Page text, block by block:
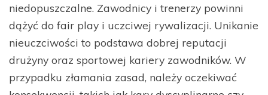
niedopuszczalne. Zawodnicy i trenerzy powinni
dążyć do fair play i uczciwej rywalizacji. Unikanie
nieuczciwości to podstawa dobrej reputacji
drużyny oraz sportowej kariery zawodników. W
przypadku złamania zasad, należy oczekiwać